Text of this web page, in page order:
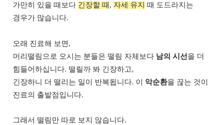
가만히 있을 때보다 긴장할 때 , 자세 유지 때 도드라지는
경우가 많습니다.
오래 진료해 보면,
머리떨림으로 오시는 분들은 떨림 자체보다 남의 시선 을 더
힘들어하십니다. 떨릴까 봐 긴장하고,
긴장하니 더 떨리는 일이 반복됩니다. 이 악순환을 끊는 것이
진료의 출발점입니다.
그래서 떨림만 따로 보지 않습니다.